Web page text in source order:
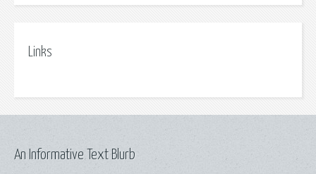
Links
An Informative Text Blurb